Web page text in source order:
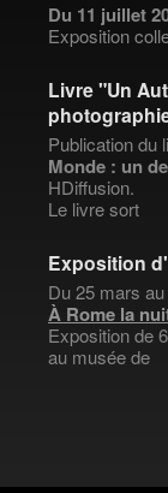
Du 11 juillet
Exposition
Livre "Un
Publication du
Monde : un
HDiffusion.
Le livre sort
Exposition
Du 25 mars
À Rome la
Exposition de
au musée de